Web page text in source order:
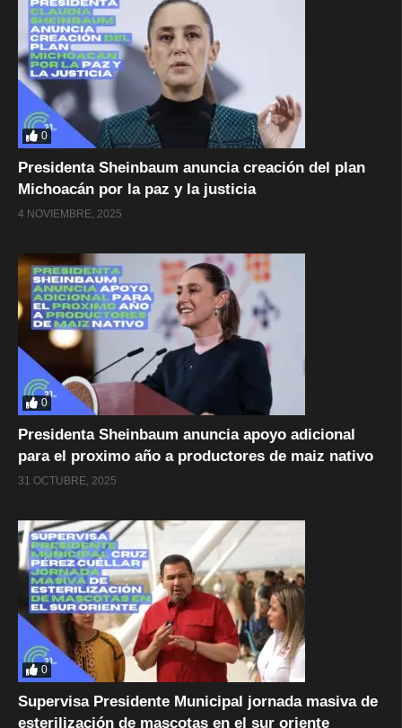
0
Presidenta Sheinbaum anuncia creación del plan
Michoacán por la paz y la justicia
4 NOVIEMBRE, 2025
0
Presidenta Sheinbaum anuncia apoyo adicional
para el proximo año a productores de maiz nativo
31 OCTUBRE, 2025
0
Supervisa Presidente Municipal jornada masiva de
esterilización de mascotas en el sur oriente